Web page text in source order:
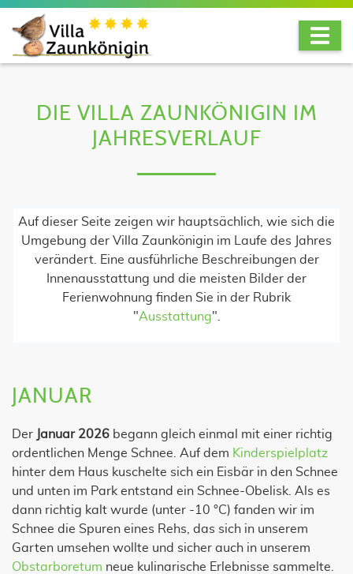
DIE VILLA ZAUNKÖNIGIN IM
JAHRESVERLAUF
Auf dieser Seite zeigen wir hauptsächlich, wie sich die
Umgebung der Villa Zaunkönigin im Laufe des Jahres
verändert. Eine ausführliche Beschreibungen der
Innenausstattung und die meisten Bilder der
Ferienwohnung finden Sie in der Rubrik
"Ausstattung".
JANUAR
Der Januar 2026 begann gleich einmal mit einer richtig
ordentlichen Menge Schnee. Auf dem Kinderspielplatz
hinter dem Haus kuschelte sich ein Eisbär in den Schnee
und unten im Park entstand ein Schnee-Obelisk. Als es
dann richtig kalt wurde (unter -10 °C) fanden wir im
Schnee die Spuren eines Rehs, das sich in unserem
Garten umsehen wollte und sicher auch in unserem
Obstarboretum neue kulinarische Erlebnisse sammelte.